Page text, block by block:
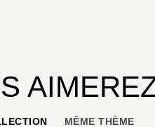
MÊME THÈME